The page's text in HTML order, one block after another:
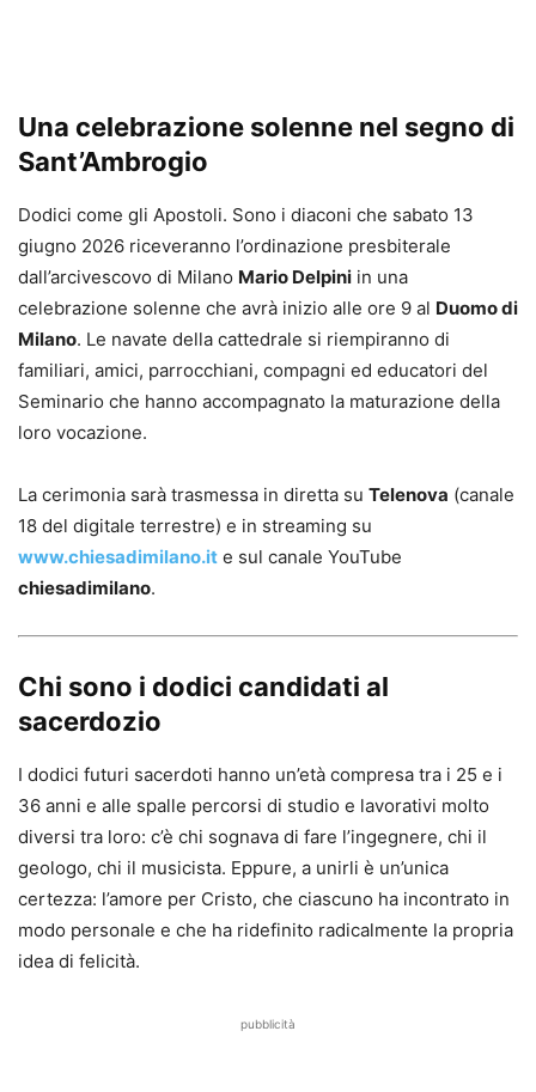
Una celebrazione solenne nel segno di
Sant’Ambrogio
Dodici come gli Apostoli. Sono i diaconi che sabato 13
giugno 2026 riceveranno l’ordinazione presbiterale
dall’arcivescovo di Milano Mario Delpini in una
celebrazione solenne che avrà inizio alle ore 9 al Duomo di
Milano. Le navate della cattedrale si riempiranno di
familiari, amici, parrocchiani, compagni ed educatori del
Seminario che hanno accompagnato la maturazione della
loro vocazione.
La cerimonia sarà trasmessa in diretta su Telenova (canale
18 del digitale terrestre) e in streaming su
www.chiesadimilano.it e sul canale YouTube
chiesadimilano.
Chi sono i dodici candidati al
sacerdozio
I dodici futuri sacerdoti hanno un’età compresa tra i 25 e i
36 anni e alle spalle percorsi di studio e lavorativi molto
diversi tra loro: c’è chi sognava di fare l’ingegnere, chi il
geologo, chi il musicista. Eppure, a unirli è un’unica
certezza: l’amore per Cristo, che ciascuno ha incontrato in
modo personale e che ha ridefinito radicalmente la propria
idea di felicità.
pubblicità